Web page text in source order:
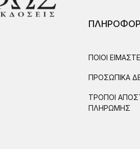
ΠΟΙΟΙ ΕΙΜΑΣΤΕ
ΠΡΟΣΩΠΙΚΑ
ΤΡΟΠΟΙ
ΠΛΗΡΩΜΗΣ